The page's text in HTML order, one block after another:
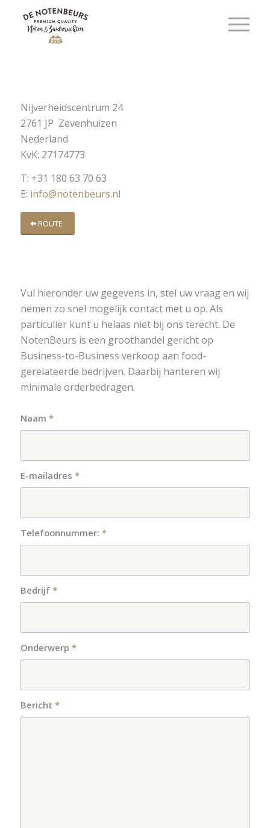
Nijverheidscentrum 24
2761 JP Zevenhuizen
Nederland
KvK: 27174773
T: +31 180 63 70 63
E: info@notenbeurs.nl
ROUTE
Vul hieronder uw gegevens in, stel uw vraag en wij
nemen zo snel mogelijk contact met u op. Als
particulier kunt u helaas niet bij ons terecht. De
NotenBeurs is een groothandel gericht op
Business-to-Business verkoop aan food-
gerelateerde bedrijven. Daarbij hanteren wij
minimale orderbedragen.
Naam *
E-mailadres *
Telefoonnummer: *
Bedrijf *
Onderwerp *
Bericht *